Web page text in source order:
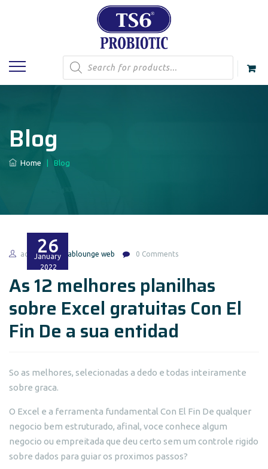
Products
search
Blog
Home Blog
26
January
2022
admin arablounge web 0 Comments
As 12 melhores planilhas
sobre Excel gratuitas Con El
Fin De a sua entidad
So as melhores, selecionadas a dedo e todas inteiramente
sobre graca.
O Excel e a ferramenta fundamental Con El Fin De qualquer
negocio bem estruturado, afinal, voce conhece algum
negocio ou empreitada que deu certo sem um controle rigido
sobre dados para guiar os proximos passos?